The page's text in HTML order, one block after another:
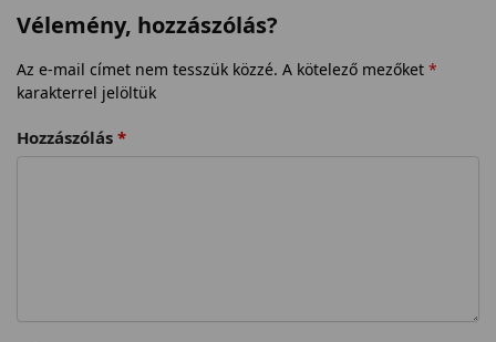
Vélemény, hozzászólás?
Az e-mail címet nem tesszük közzé. A kötelező mezőket *
karakterrel jelöltük
Hozzászólás *